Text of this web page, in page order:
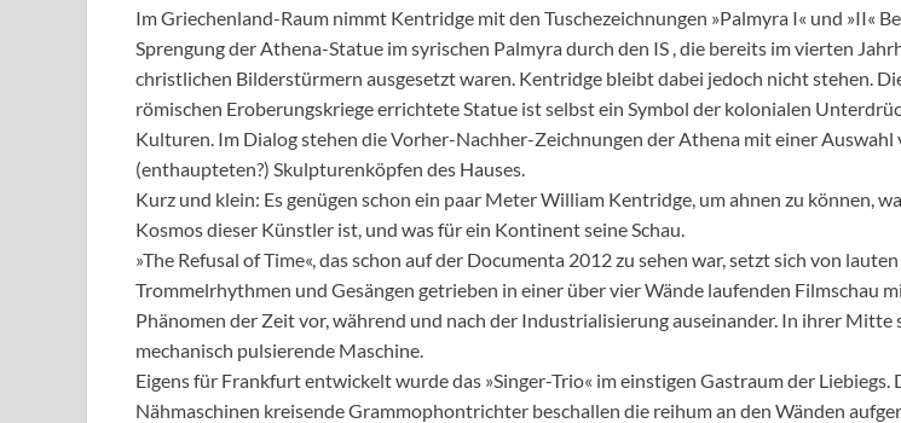
Im Griechenland-Raum nimmt Kentridge mit den Tuschezeichnungen »Palmyra I« und »II«
Sprengung der Athena-Statue im syrischen Palmyra durch den IS , die bereits im vierten
christlichen Bilderstürmern ausgesetzt waren. Kentridge bleibt dabei jedoch nicht stehen.
römischen Eroberungskriege errichtete Statue ist selbst ein Symbol der kolonialen
Kulturen. Im Dialog stehen die Vorher-Nachher-Zeichnungen der Athena mit einer Auswahl
(enthaupteten?) Skulpturenköpfen des Hauses.
Kurz und klein: Es genügen schon ein paar Meter William Kentridge, um ahnen zu können,
Kosmos dieser Künstler ist, und was für ein Kontinent seine Schau.
»The Refusal of Time«, das schon auf der Documenta 2012 zu sehen war, setzt sich von lauten
Trommelrhythmen und Gesängen getrieben in einer über vier Wände laufenden Filmschau
Phänomen der Zeit vor, während und nach der Industrialisierung auseinander. In ihrer Mitte
mechanisch pulsierende Maschine.
Eigens für Frankfurt entwickelt wurde das »Singer-Trio« im einstigen Gastraum der Liebiegs.
Nähmaschinen kreisende Grammophontrichter beschallen die reihum an den Wänden